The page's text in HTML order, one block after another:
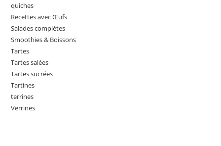
quiches
Recettes avec Œufs
Salades complétes
Smoothies & Boissons
Tartes
Tartes salées
Tartes sucrées
Tartines
terrines
Verrines